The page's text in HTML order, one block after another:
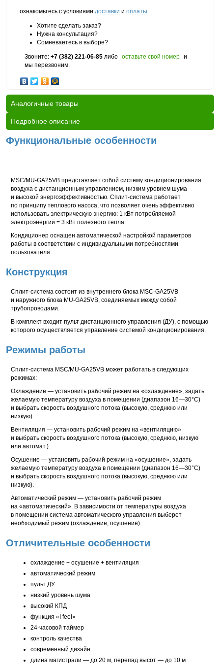
ознакомьтесь с условиями доставки и оплаты
Хотите сделать заказ?
Нужна консультация?
Сомневаетесь в выборе?
Звоните: +7 (382) 221-06-85 либо оставьте свой номер и
мы перезвоним.
Аналогичные товары
Подробное описание
Функциональные особенности
MSC/MU-GA25VB представляет собой систему кондиционирования
воздуха с дистанционным управлением, низким уровнем шума
и высокой энергоэффективностью. Сплит-система работает
по принципу теплового насоса, что позволяет очень эффективно
использовать электрическую энергию: 1 кВт потребляемой
электроэнергии = 3 кВт полезного тепла.
Кондиционер оснащен автоматической настройкой параметров
работы в соответствии с индивидуальными потребностями
пользователя.
Конструкция
Сплит-система состоит из внутреннего блока MSC-GA25VB
и наружного блока MU-GA25VB, соединяемых между собой
трубопроводами.
В комплект входит пульт дистанционного управления (ДУ), с помощью
которого осуществляется управление системой кондиционирования.
Режимы работы
Сплит-система MSC/MU-GA25VB может работать в следующих
режимах:
Охлаждение — установить рабочий режим на «охлаждение», задать
желаемую температуру воздуха в помещении (диапазон 16—30°С)
и выбрать скорость воздушного потока (высокую, среднюю или
низкую).
Вентиляция — установить рабочий режим на «вентиляцию»
и выбрать скорость воздушного потока (высокую, среднюю, низкую
или автомат.).
Осушение — установить рабочий режим на «осушение», задать
желаемую температуру воздуха в помещении (диапазон 16—30°С)
и выбрать скорость воздушного потока (высокую, среднюю или
низкую).
Автоматический режим — установить рабочий режим
на «автоматический». В зависимости от температуры воздуха
в помещении система автоматического управления выберет
необходимый режим (охлаждение, осушение).
Отличительные особенности
охлаждение + осушение + вентиляция
автоматический режим
пульт ДУ
низкий уровень шума
высокий КПД
функция «I feel»
24-часовой таймер
контроль качества
современный дизайн
длина магистрали — до 20 м, перепад высот — до 10 м